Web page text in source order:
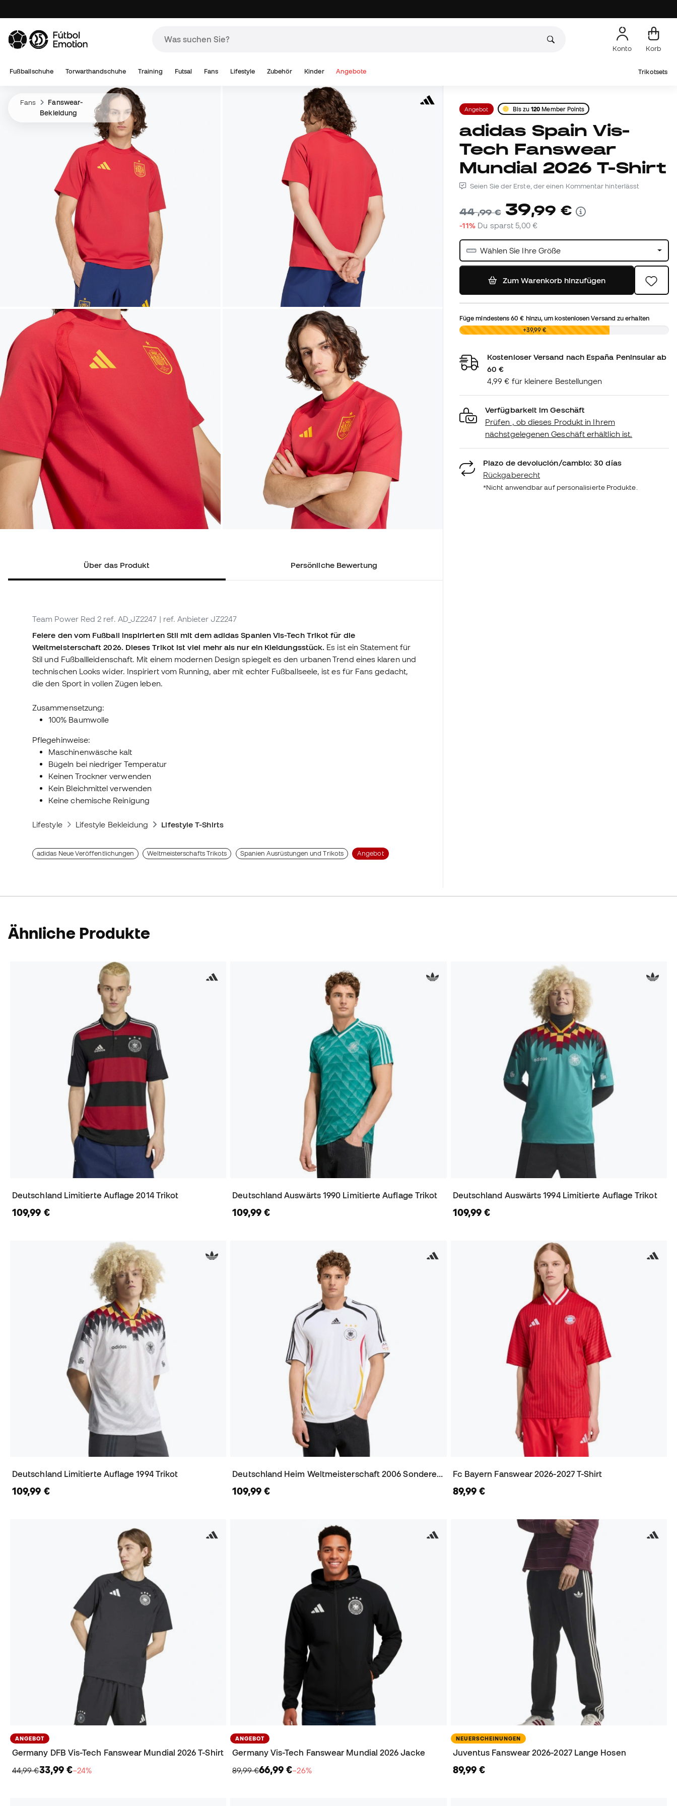
Konto Korb
Fußballschuhe Torwarthandschuhe Training Futsal Fans Lifestyle Zubehör Kinder Angebote Trikotsets
Fans
Fanswear-
Bekleidung
Über das Produkt Persönliche Bewertung
Team Power Red 2 ref. AD_JZ2247 | ref. Anbieter JZ2247
Feiere den vom Fußball inspirierten Stil mit dem adidas Spanien Vis-Tech Trikot für die
Weltmeisterschaft 2026. Dieses Trikot ist viel mehr als nur ein Kleidungsstück. Es ist ein Statement für
Stil und Fußballleidenschaft. Mit einem modernen Design spiegelt es den urbanen Trend eines klaren und
technischen Looks wider. Inspiriert vom Running, aber mit echter Fußballseele, ist es für Fans gedacht,
die den Sport in vollen Zügen leben.
Zusammensetzung:
100% Baumwolle
Pflegehinweise:
Maschinenwäsche kalt
Bügeln bei niedriger Temperatur
Keinen Trockner verwenden
Kein Bleichmittel verwenden
Keine chemische Reinigung
Lifestyle Lifestyle Bekleidung Lifestyle T-Shirts
adidas Neue Veröffentlichungen Weltmeisterschafts Trikots Spanien Ausrüstungen und Trikots Angebot
Angebot Bis zu120 Member Points
adidas Spain Vis-
Tech Fanswear
Mundial 2026 T-Shirt
Seien Sie der Erste, der einen Kommentar hinterlässt
44,99 € 39,99 €
-11% Du sparst5,00 €
Wählen Sie Ihre Größe
Zum Warenkorb hinzufügen
Füge mindestens60 € hinzu, um kostenlosen Versand zu erhalten
0,00 € +39,99 €
Kostenloser Versand nach España Peninsular ab
60 €
4,99 € für kleinere Bestellungen
Verfügbarkeit im Geschäft
Prüfen , ob dieses Produkt in Ihrem
nächstgelegenen Geschäft erhältlich ist.
Plazo de devolución/cambio: 30 días
Rückgaberecht
*Nicht anwendbar auf personalisierte Produkte.
Ähnliche Produkte
Deutschland Limitierte Auflage 2014 Trikot
109,99 €
Deutschland Auswärts 1990 Limitierte Auflage Trikot
109,99 €
Deutschland Auswärts 1994 Limitierte Auflage Trikot
109,99 €
Deutschland Limitierte Auflage 1994 Trikot
109,99 €
Deutschland Heim Weltmeisterschaft 2006 Sonderedition Trikot
109,99 €
Fc Bayern Fanswear 2026-2027 T-Shirt
89,99 €
ANGEBOT
Germany DFB Vis-Tech Fanswear Mundial 2026 T-Shirt
44,99 €33,99 €−24%
ANGEBOT
Germany Vis-Tech Fanswear Mundial 2026 Jacke
89,99 €66,99 €−26%
NEUERSCHEINUNGEN
Juventus Fanswear 2026-2027 Lange Hosen
89,99 €